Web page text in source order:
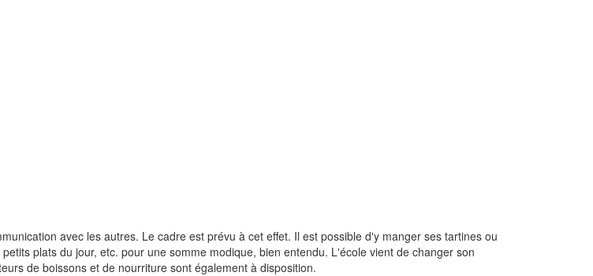
avec les autres. Le cadre est prévu à cet effet. Il est possible d'y manger ses tartines ou
plats du jour, etc. pour une somme modique, bien entendu. L'école vient de changer son
de boissons et de nourriture sont également à disposition.